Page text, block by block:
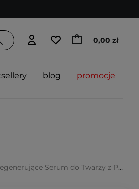
0,00 zł
blog promocje
Serum do Twarzy z Peptydami - 30ml